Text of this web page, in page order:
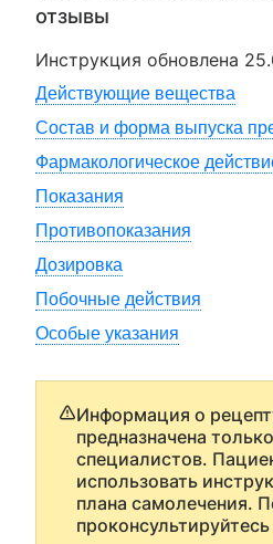
отзывы
Инструкция обновлена
Действующие вещества
Состав и форма выпуска
Фармакологическое
Показания
Противопоказания
Дозировка
Побочные действия
Особые указания
Информация о
предназначена
специалистов.
использовать
плана самолечения.